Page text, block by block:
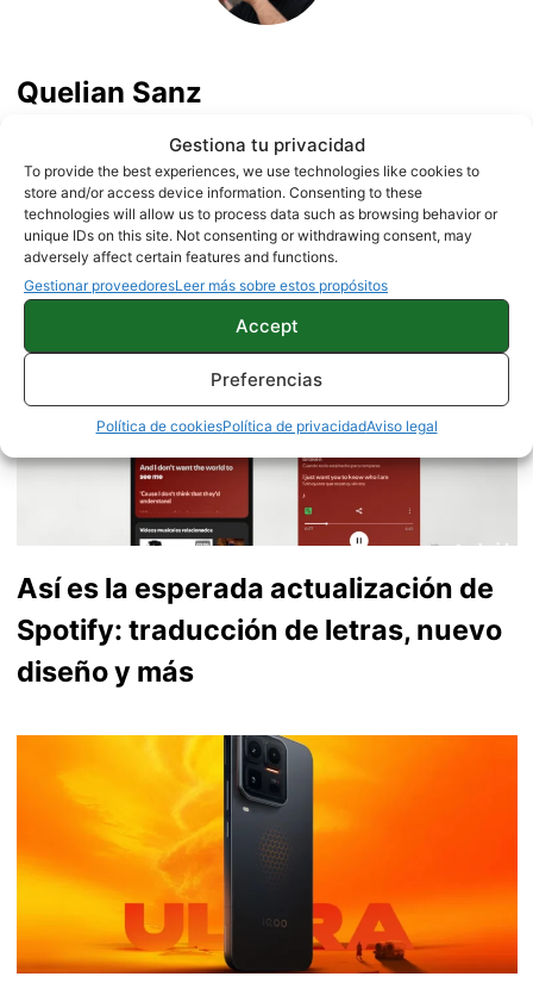
Gestiona tu privacidad
To provide the best experiences, we use technologies like cookies to
store and/or access device information. Consenting to these
technologies will allow us to process data such as browsing behavior or
unique IDs on this site. Not consenting or withdrawing consent, may
adversely affect certain features and functions.
Gestionar proveedoresLeer más sobre estos propósitos
Accept
Preferencias
Política de cookiesPolítica de privacidadAviso legal
Quelian Sanz
Redactor en Pro Android | Apasionado de ese Androide
verde que tanto esconde. Se comenta que tecleo sobre
actualidad. Me gusta probarlo todo en este mundo de la
tecnología. Los gusanos se comen a las manzanas.
Enamorado de lo que una gran mayoría llama ruido.
Así es la esperada actualización de
Spotify: traducción de letras, nuevo
diseño y más